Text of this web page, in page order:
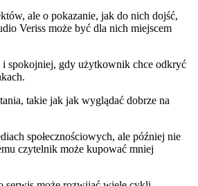
ale o pokazanie, jak do nich dojść,
Veriss może być dla nich miejscem
i spokojniej, gdy użytkownik chce odkryć
takie jak jak wyglądać dobrze na
społecznościowych, ale później nie
czytelnik może kupować mniej